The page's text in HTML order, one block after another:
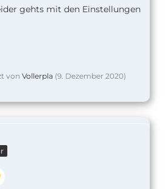
gehts mit den Einstellungen
von Vollerpla (9. Dezember 2020)